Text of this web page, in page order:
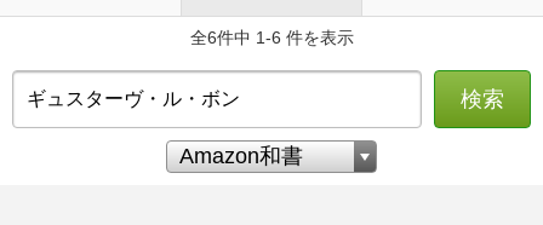
全6件中 1-6 件を表示
検索